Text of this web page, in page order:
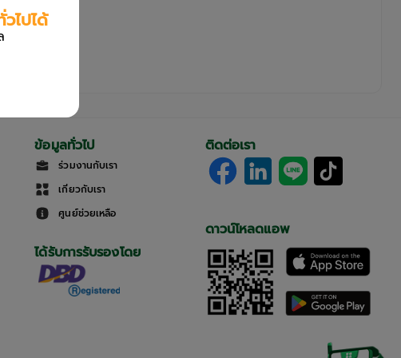
ข้อมูลทั่วไป
ร่วมงานกับเรา
เกี่ยวกับเรา
ศูนย์ช่วยเหลือ
ได้รับการรับรองโดย
ติดต่อเรา
ดาวน์โหลดแอพ
ไปได้